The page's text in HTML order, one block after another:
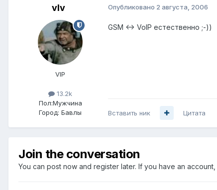
vIv
VIP
13.2k
Пол:Мужчина
Город: Бавлы
Опубликовано 2 августа, 2006
GSM <-> VoIP естественно ;-))
Вставить ник Цитата
Join the conversation
You can post now and register later. If you have an account,